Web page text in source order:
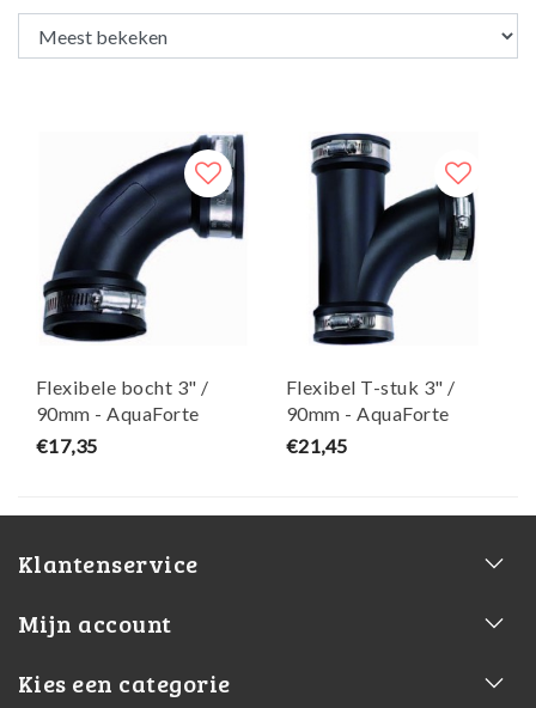
Flexibele bocht 3" /
90mm - AquaForte
€17,35
Flexibel T-stuk 3" /
90mm - AquaForte
€21,45
Klantenservice
Mijn account
Kies een categorie